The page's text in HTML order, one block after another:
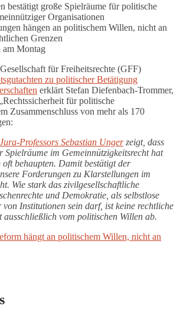
bestätigt große Spielräume für politische
Organisationen
hängen an politischem Willen, nicht an
Grenzen
am Montag
für Freiheitsrechte (GFF)
zu politischer Betätigung
erklärt Stefan Diefenbach-Trommer,
für politische
Zusammenschluss von mehr als 170
Professors Sebastian Ungerzeigt, dass
Spielräume im Gemeinnützigkeitsrecht hat
behaupten. Damit bestätigt der
Forderungen zu Klarstellungen im
Wie stark das zivilgesellschaftliche
und Demokratie, als selbstlose
Institutionen sein darf, ist keine rechtliche
ausschließlich vom politischen Willen ab.
hängt an politischem Willen, nicht an